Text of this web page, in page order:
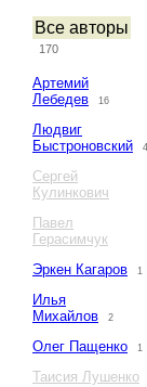
Все авторы
170
Артемий
Лебедев
16
Людвиг
Быстроновский
4
Сергей
Кулинкович
Павел
Герасимчук
Эркен Кагаров
1
Илья
Михайлов
2
Олег Пащенко 1
Таисия Лушенко